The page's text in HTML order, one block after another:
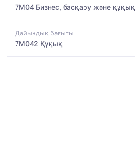
7M04 Бизнес, басқару және құқық
Дайындық бағыты
7M042 Құқық